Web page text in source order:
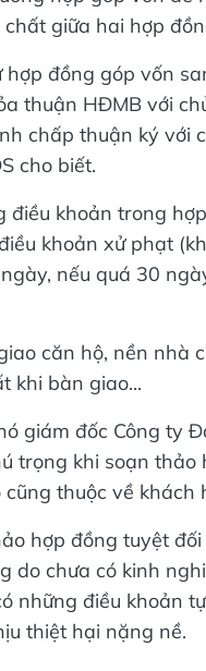
giữa hai hợp
hợp đồng góp vốn
thuận HĐMB với
chấp thuận ký với
cho biết.
điều khoản trong
khoản xử phạt
nếu quá 30
căn hộ, nền
khi bàn giao...
giám đốc Công ty
trọng khi soạn
thuộc về khách
hợp đồng tuyệt
do chưa có kinh
những điều khoản
thiệt hại nặng nề.